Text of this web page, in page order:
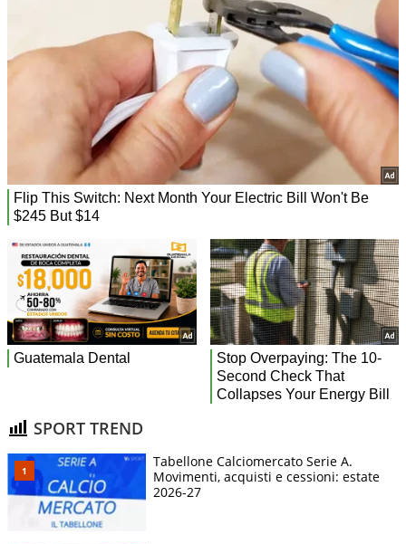
SPORT TREND
Tabellone Calciomercato Serie A.
Movimenti, acquisti e cessioni: estate
2026-27